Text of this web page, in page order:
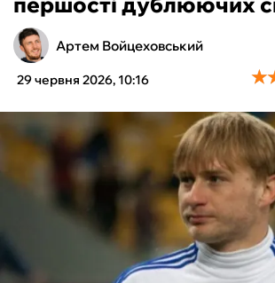
ХОКЕЙ
ТЕНІС
КІБЕРСПОРТ
ЧС-2026
ФУТЗАЛ
Артем Войцеховський
29 червня 2026, 10:16 ★
★